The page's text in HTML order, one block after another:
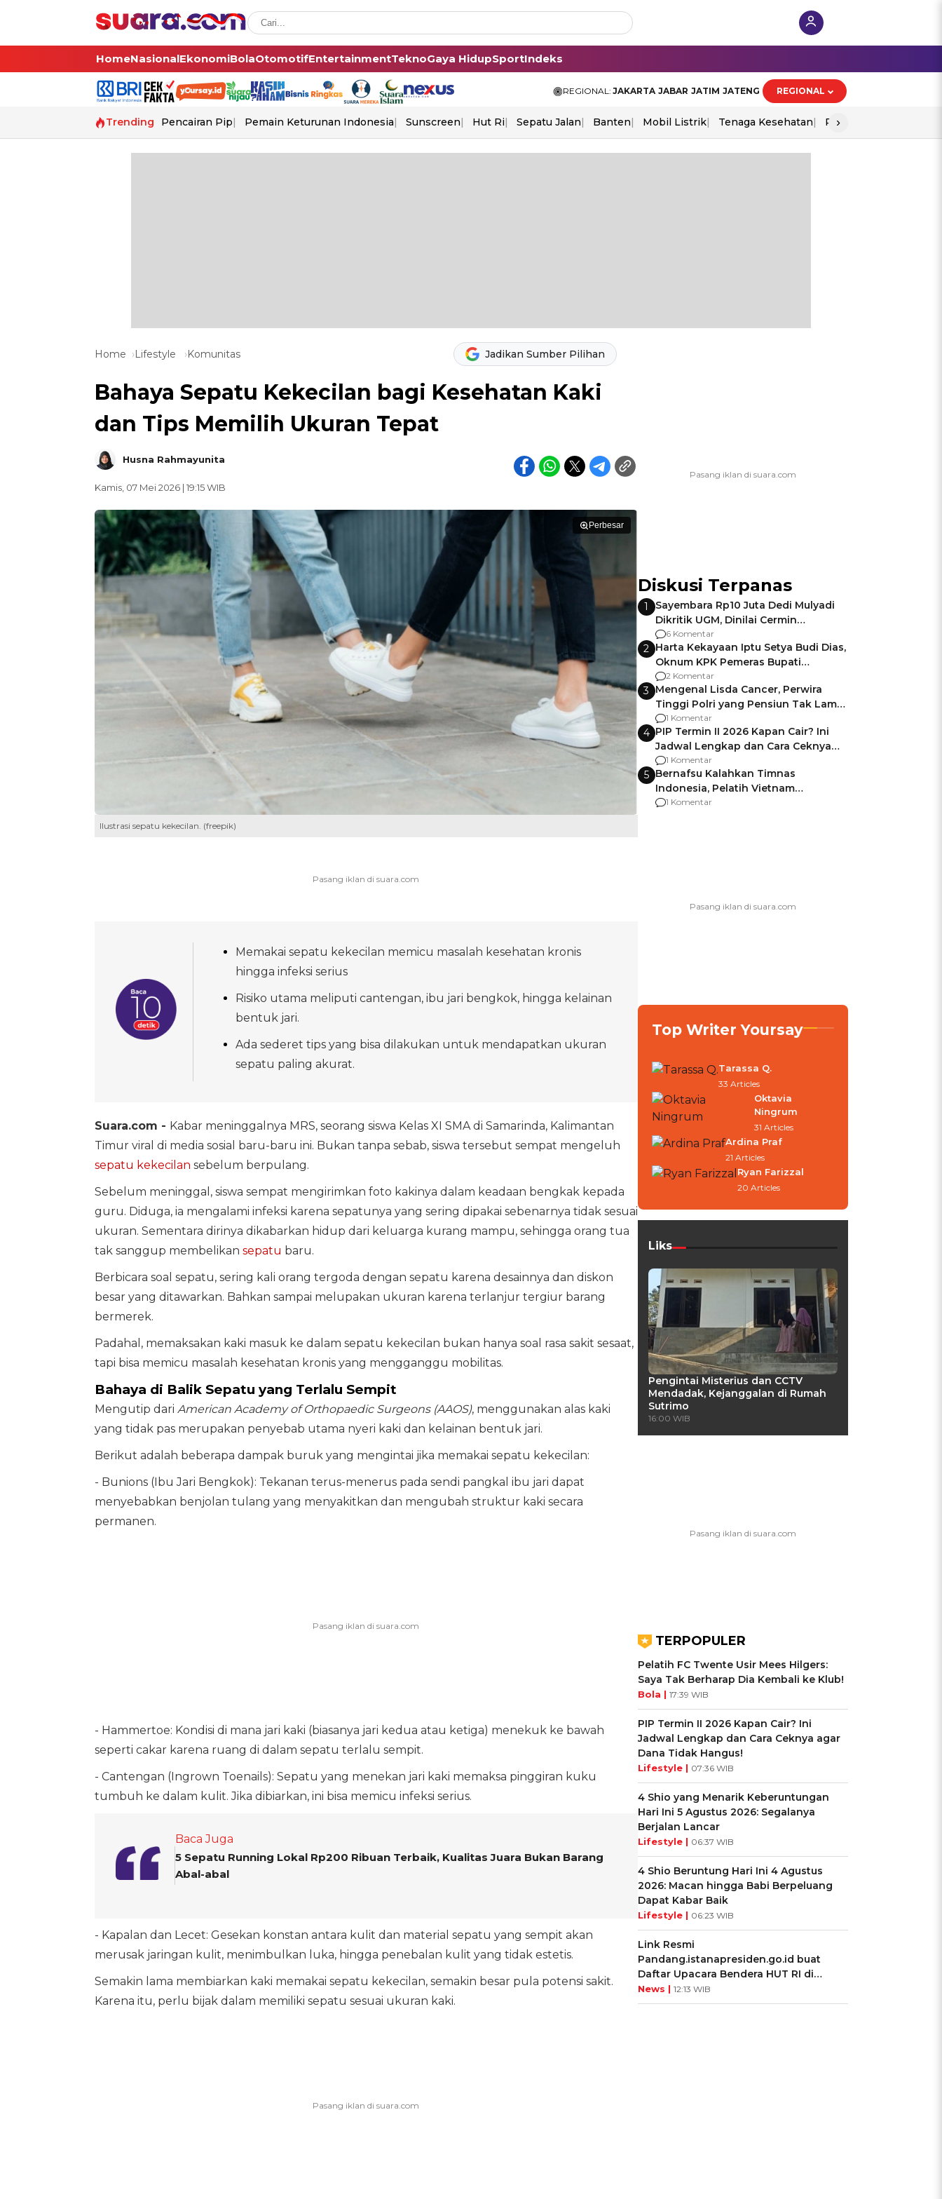
HomeNasionalEkonomiBolaOtomotifEntertainmentTeknoGaya HidupSportIndeks
REGIONAL: JAKARTA JABAR JATIM JATENG REGIONAL
Trending Pencairan Pip Pemain Keturunan Indonesia Sunscreen Hut Ri Sepatu Jalan Banten Mobil Listrik Tenaga Kesehatan Perang As-Iran
›
Home Lifestyle Komunitas Jadikan Sumber Pilihan
Bahaya Sepatu Kekecilan bagi Kesehatan Kaki
dan Tips Memilih Ukuran Tepat
Husna Rahmayunita
Kamis, 07 Mei 2026 | 19:15 WIB
Perbesar
Ilustrasi sepatu kekecilan. (freepik)
Memakai sepatu kekecilan memicu masalah kesehatan kronis
hingga infeksi serius
Risiko utama meliputi cantengan, ibu jari bengkok, hingga kelainan
bentuk jari.
Ada sederet tips yang bisa dilakukan untuk mendapatkan ukuran
sepatu paling akurat.
Suara.com - Kabar meninggalnya MRS, seorang siswa Kelas XI SMA di Samarinda, Kalimantan
Timur viral di media sosial baru-baru ini. Bukan tanpa sebab, siswa tersebut sempat mengeluh
sepatu kekecilan sebelum berpulang.
Sebelum meninggal, siswa sempat mengirimkan foto kakinya dalam keadaan bengkak kepada
guru. Diduga, ia mengalami infeksi karena sepatunya yang sering dipakai sebenarnya tidak sesuai
ukuran. Sementara dirinya dikabarkan hidup dari keluarga kurang mampu, sehingga orang tua
tak sanggup membelikan sepatu baru.
Berbicara soal sepatu, sering kali orang tergoda dengan sepatu karena desainnya dan diskon
besar yang ditawarkan. Bahkan sampai melupakan ukuran karena terlanjur tergiur barang
bermerek.
Padahal, memaksakan kaki masuk ke dalam sepatu kekecilan bukan hanya soal rasa sakit sesaat,
tapi bisa memicu masalah kesehatan kronis yang mengganggu mobilitas.
Bahaya di Balik Sepatu yang Terlalu Sempit
Mengutip dari American Academy of Orthopaedic Surgeons (AAOS), menggunakan alas kaki
yang tidak pas merupakan penyebab utama nyeri kaki dan kelainan bentuk jari.
Berikut adalah beberapa dampak buruk yang mengintai jika memakai sepatu kekecilan:
- Bunions (Ibu Jari Bengkok): Tekanan terus-menerus pada sendi pangkal ibu jari dapat
menyebabkan benjolan tulang yang menyakitkan dan mengubah struktur kaki secara
permanen.
- Hammertoe: Kondisi di mana jari kaki (biasanya jari kedua atau ketiga) menekuk ke bawah
seperti cakar karena ruang di dalam sepatu terlalu sempit.
- Cantengan (Ingrown Toenails): Sepatu yang menekan jari kaki memaksa pinggiran kuku
tumbuh ke dalam kulit. Jika dibiarkan, ini bisa memicu infeksi serius.
Baca Juga
5 Sepatu Running Lokal Rp200 Ribuan Terbaik, Kualitas Juara Bukan Barang
Abal-abal
- Kapalan dan Lecet: Gesekan konstan antara kulit dan material sepatu yang sempit akan
merusak jaringan kulit, menimbulkan luka, hingga penebalan kulit yang tidak estetis.
Semakin lama membiarkan kaki memakai sepatu kekecilan, semakin besar pula potensi sakit.
Karena itu, perlu bijak dalam memiliki sepatu sesuai ukuran kaki.
Diskusi Terpanas
1
Sayembara Rp10 Juta Dedi Mulyadi
Dikritik UGM, Dinilai Cermin
Gagalnya Negara Jamin Keamanan
6 Komentar
2 Harta Kekayaan Iptu Setya Budi Dias,
Oknum KPK Pemeras Bupati
Pemalang
2 Komentar
3 Mengenal Lisda Cancer, Perwira
Tinggi Polri yang Pensiun Tak Lama
Usai Jadi Brigjen
1 Komentar
4 PIP Termin II 2026 Kapan Cair? Ini
Jadwal Lengkap dan Cara Ceknya
agar Dana Tidak Hangus!
1 Komentar
5 Bernafsu Kalahkan Timnas
Indonesia, Pelatih Vietnam
Berencana Pakai Jimat di Pakansari
1 Komentar
Top Writer Yoursay
Tarassa Q.
33 Articles
Oktavia
Ningrum
31 Articles
Ardina Praf
21 Articles
Ryan Farizzal
20 Articles
Liks
Pengintai Misterius dan CCTV
Mendadak, Kejanggalan di Rumah
Sutrimo
16:00 WIB
TERPOPULER
Pelatih FC Twente Usir Mees Hilgers:
Saya Tak Berharap Dia Kembali ke Klub!
Bola | 17:39 WIB
PIP Termin II 2026 Kapan Cair? Ini
Jadwal Lengkap dan Cara Ceknya agar
Dana Tidak Hangus!
Lifestyle | 07:36 WIB
4 Shio yang Menarik Keberuntungan
Hari Ini 5 Agustus 2026: Segalanya
Berjalan Lancar
Lifestyle | 06:37 WIB
4 Shio Beruntung Hari Ini 4 Agustus
2026: Macan hingga Babi Berpeluang
Dapat Kabar Baik
Lifestyle | 06:23 WIB
Link Resmi
Pandang.istanapresiden.go.id buat
Daftar Upacara Bendera HUT RI di
Istana Negara
News | 12:13 WIB